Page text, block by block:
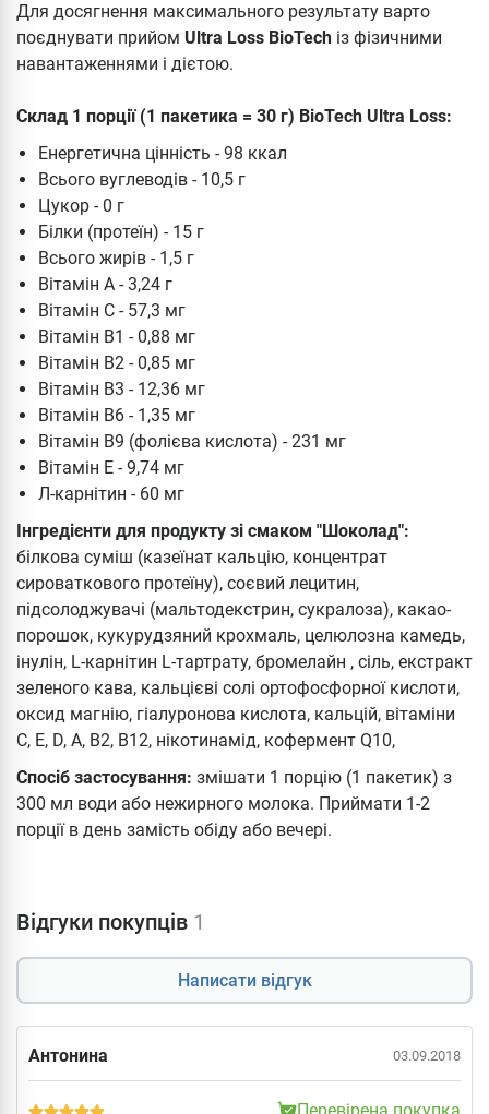
Для досягнення максимального результату варто
поєднувати прийом Ultra Loss BioTech із фізичними
навантаженнями і дієтою.
Склад 1 порції (1 пакетика = 30 г) BioTech Ultra Loss:
Енергетична цінність - 98 ккал
Всього вуглеводів - 10,5 г
Цукор - 0 г
Білки (протеїн) - 15 г
Всього жирів - 1,5 г
Вітамін А - 3,24 г
Вітамін С - 57,3 мг
Вітамін В1 - 0,88 мг
Вітамін В2 - 0,85 мг
Вітамін В3 - 12,36 мг
Вітамін В6 - 1,35 мг
Вітамін В9 (фолієва кислота) - 231 мг
Вітамін Е - 9,74 мг
Л-карнітин - 60 мг
Інгредієнти для продукту зі смаком "Шоколад":
білкова суміш (казеїнат кальцію, концентрат
сироваткового протеїну), соєвий лецитин,
підсолоджувачі (мальтодекстрин, сукралоза), какао-
порошок, кукурудзяний крохмаль, целюлозна камедь,
інулін, L-карнітин L-тартрату, бромелайн , сіль, екстракт
зеленого кава, кальцієві солі ортофосфорної кислоти,
оксид магнію, гіалуронова кислота, кальцій, вітаміни
С, Е, D, А, В2, В12, нікотинамід, кофермент Q10,
Спосіб застосування: змішати 1 порцію (1 пакетик) з
300 мл води або нежирного молока. Приймати 1-2
порції в день замість обіду або вечері.
Відгуки покупців 1
Написати відгук
Антонина 03.09.2018